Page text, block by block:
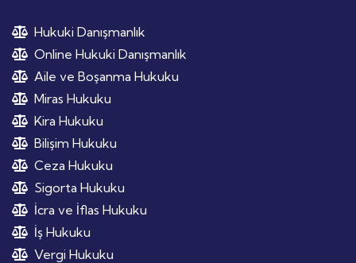
Hukuki Danışmanlık
Online Hukuki Danışmanlık
Aile ve Boşanma Hukuku
Miras Hukuku
Kira Hukuku
Bilişim Hukuku
Ceza Hukuku
Sigorta Hukuku
İcra ve İflas Hukuku
İş Hukuku
Vergi Hukuku